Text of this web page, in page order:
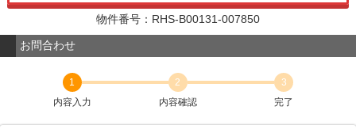
物件番号：RHS-B00131-007850
お問合わせ
1
内容入力
2
内容確認
3
完了